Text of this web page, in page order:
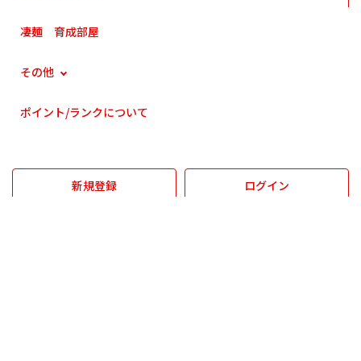
凄麺 育成部屋
その他
ポイント/ランクについて
新規登録 ログイン